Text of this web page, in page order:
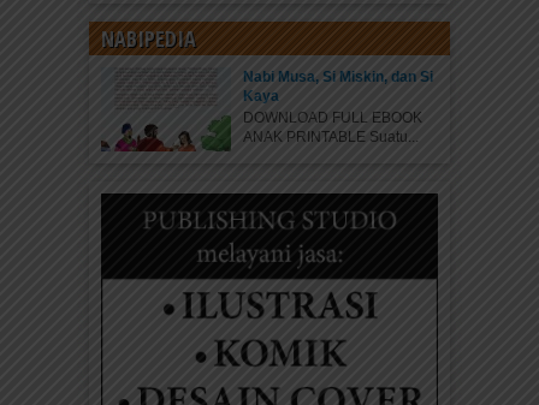
NABIPEDIA
Nabi Musa, Si Miskin, dan Si
Kaya
DOWNLOAD FULL EBOOK
ANAK PRINTABLE Suatu...